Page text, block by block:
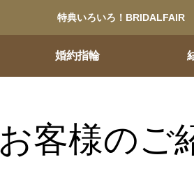
特典いろいろ！BRIDALFAIR
婚約指輪
お客様のご